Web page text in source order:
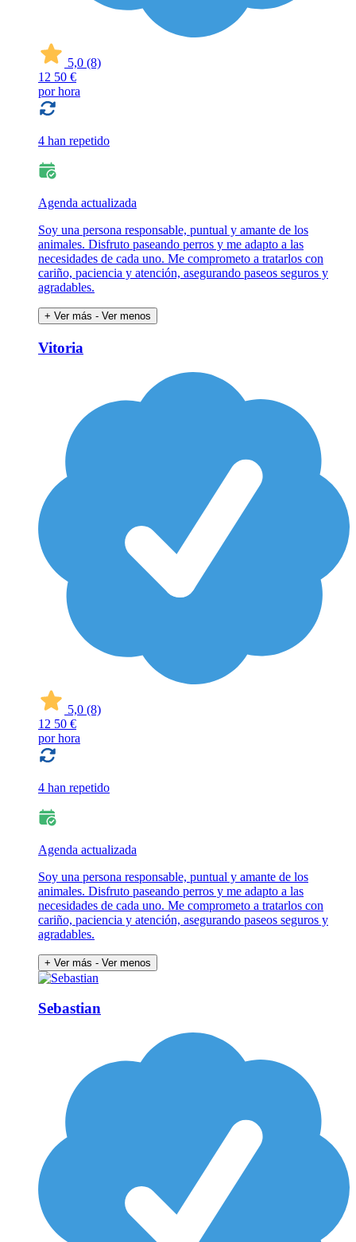
5,0 (8)
12 50 €
por hora
4 han repetido
Agenda actualizada
Soy una persona responsable, puntual y amante de los
animales. Disfruto paseando perros y me adapto a las
necesidades de cada uno. Me comprometo a tratarlos con
cariño, paciencia y atención, asegurando paseos seguros y
agradables.
+ Ver más - Ver menos
Vitoria
5,0 (8)
12 50 €
por hora
4 han repetido
Agenda actualizada
Soy una persona responsable, puntual y amante de los
animales. Disfruto paseando perros y me adapto a las
necesidades de cada uno. Me comprometo a tratarlos con
cariño, paciencia y atención, asegurando paseos seguros y
agradables.
+ Ver más - Ver menos
Sebastian